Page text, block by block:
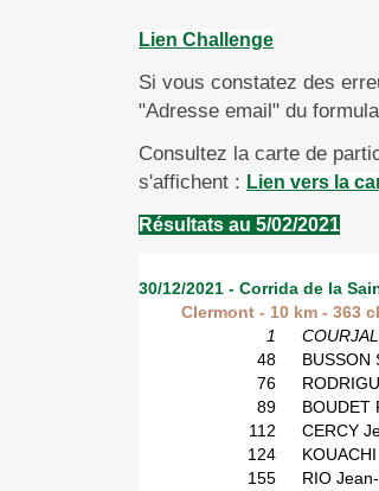
Lien Challenge
Si vous constatez des
"Adresse email" du
Consultez la carte de
s'affichent : Lien vers la
Résultats au 5/02/2021
30/12/2021 - Corrida de la
Clermont - 10 km - 363
1
48
BUSSON
76
89
BOUDET
112
CERCY
124
155
RIO